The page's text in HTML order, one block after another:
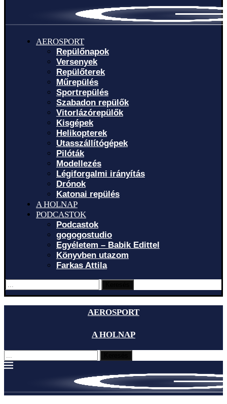
AEROSPORT
Repülőnapok
Versenyek
Repülőterek
Műrepülés
Sportrepülés
Szabadon repülők
Vitorlázórepülők
Kisgépek
Helikopterek
Utasszállítógépek
Pilóták
Modellezés
Légiforgalmi irányítás
Drónok
Katonai repülés
A HOLNAP
PODCASTOK
Podcastok
gogogostudio
Egyéletem – Babik Edittel
Könyvben utazom
Farkas Attila
AEROSPORT
A HOLNAP